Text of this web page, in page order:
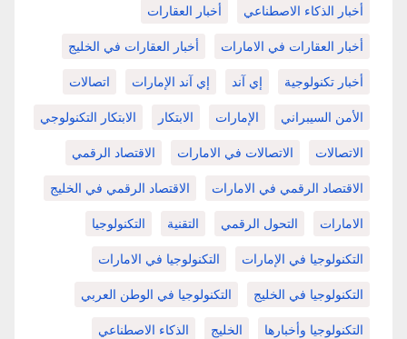
أخبار الذكاء الاصطناعي أخبار العقارات
أخبار العقارات في الامارات أخبار العقارات في الخليج
أخبار تكنولوجية إي آند إي آند الإمارات اتصالات
الأمن السيبراني الإمارات الابتكار الابتكار التكنولوجي
الاتصالات الاتصالات في الامارات الاقتصاد الرقمي
الاقتصاد الرقمي في الامارات الاقتصاد الرقمي في الخليج
الامارات التحول الرقمي التقنية التكنولوجيا
التكنولوجيا في الإمارات التكنولوجيا في الامارات
التكنولوجيا في الخليج التكنولوجيا في الوطن العربي
التكنولوجيا وأخبارها الخليج الذكاء الاصطناعي